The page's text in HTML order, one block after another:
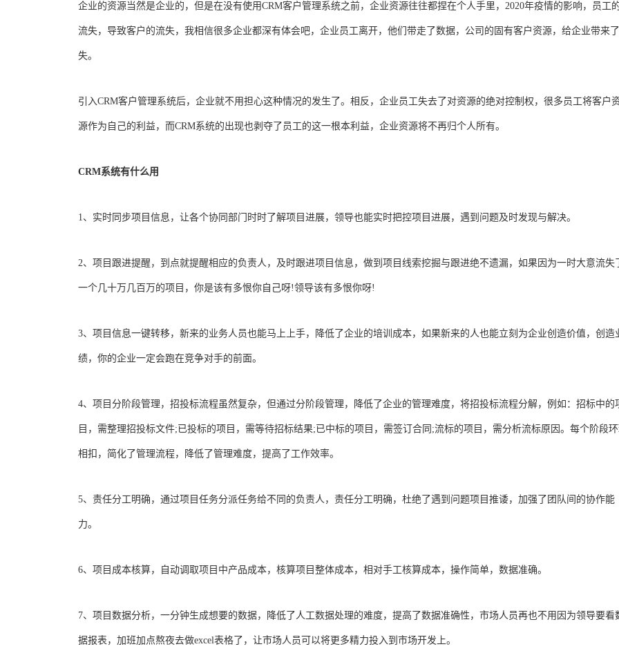
企业的资源当然是企业的，但是在没有使用CRM客户管理系统之前，企业资源往往都捏在个人手里，2020年疫情的影响，员工
流失，导致客户的流失，我相信很多企业都深有体会吧，企业员工离开，他们带走了数据，公司的固有客户资源，给企业带来
失。
引入CRM客户管理系统后，企业就不用担心这种情况的发生了。相反，企业员工失去了对资源的绝对控制权，很多员工将客户
源作为自己的利益，而CRM系统的出现也剥夺了员工的这一根本利益，企业资源将不再归个人所有。
CRM系统有什么用
1、实时同步项目信息，让各个协同部门时时了解项目进展，领导也能实时把控项目进展，遇到问题及时发现与解决。
2、项目跟进提醒，到点就提醒相应的负责人，及时跟进项目信息，做到项目线索挖掘与跟进绝不遗漏，如果因为一时大意流失
一个几十万几百万的项目，你是该有多恨你自己呀!领导该有多恨你呀!
3、项目信息一键转移，新来的业务人员也能马上上手，降低了企业的培训成本，如果新来的人也能立刻为企业创造价值，创造
绩，你的企业一定会跑在竞争对手的前面。
4、项目分阶段管理，招投标流程虽然复杂，但通过分阶段管理，降低了企业的管理难度，将招投标流程分解，例如：招标中的
目，需整理招投标文件;已投标的项目，需等待招标结果;已中标的项目，需签订合同;流标的项目，需分析流标原因。每个阶段
相扣，简化了管理流程，降低了管理难度，提高了工作效率。
5、责任分工明确，通过项目任务分派任务给不同的负责人，责任分工明确，杜绝了遇到问题项目推诿，加强了团队间的协作能
力。
6、项目成本核算，自动调取项目中产品成本，核算项目整体成本，相对手工核算成本，操作简单，数据准确。
7、项目数据分析，一分钟生成想要的数据，降低了人工数据处理的难度，提高了数据准确性，市场人员再也不用因为领导要看
据报表，加班加点熬夜去做excel表格了，让市场人员可以将更多精力投入到市场开发上。